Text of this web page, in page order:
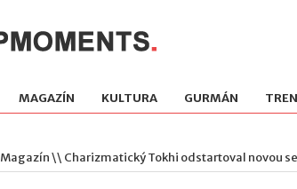
MAGAZÍN KULTURA GURMÁN
Magazín\\ Charizmatický Tokhi odstartoval novou